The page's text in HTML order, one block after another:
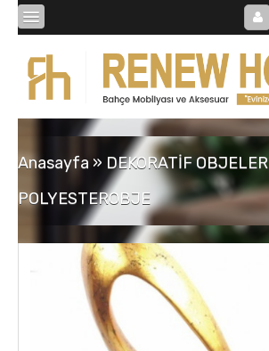
BİBLOLAR
MOBİLYALAR
TABLOLAR
Anasayfa » DEKORATİF OBJELER
POLYESTEROBJE